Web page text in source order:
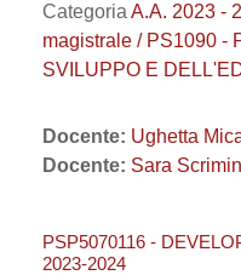
Categoria A.A. 2023 -
magistrale / PS1090 -
SVILUPPO E
Docente: Ughetta
Docente: Sara Scrimin
PSP5070116 -
2023-2024